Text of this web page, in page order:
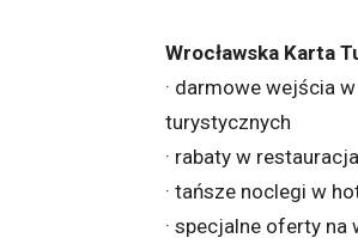
Wrocławska Karta
· darmowe wejścia
turystycznych
· rabaty w
· tańsze noclegi w
· specjalne oferty